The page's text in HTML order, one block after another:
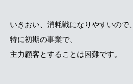
いきおい、消耗戦になりやすいので、
特に初期の事業で、
主力顧客とすることは困難です。